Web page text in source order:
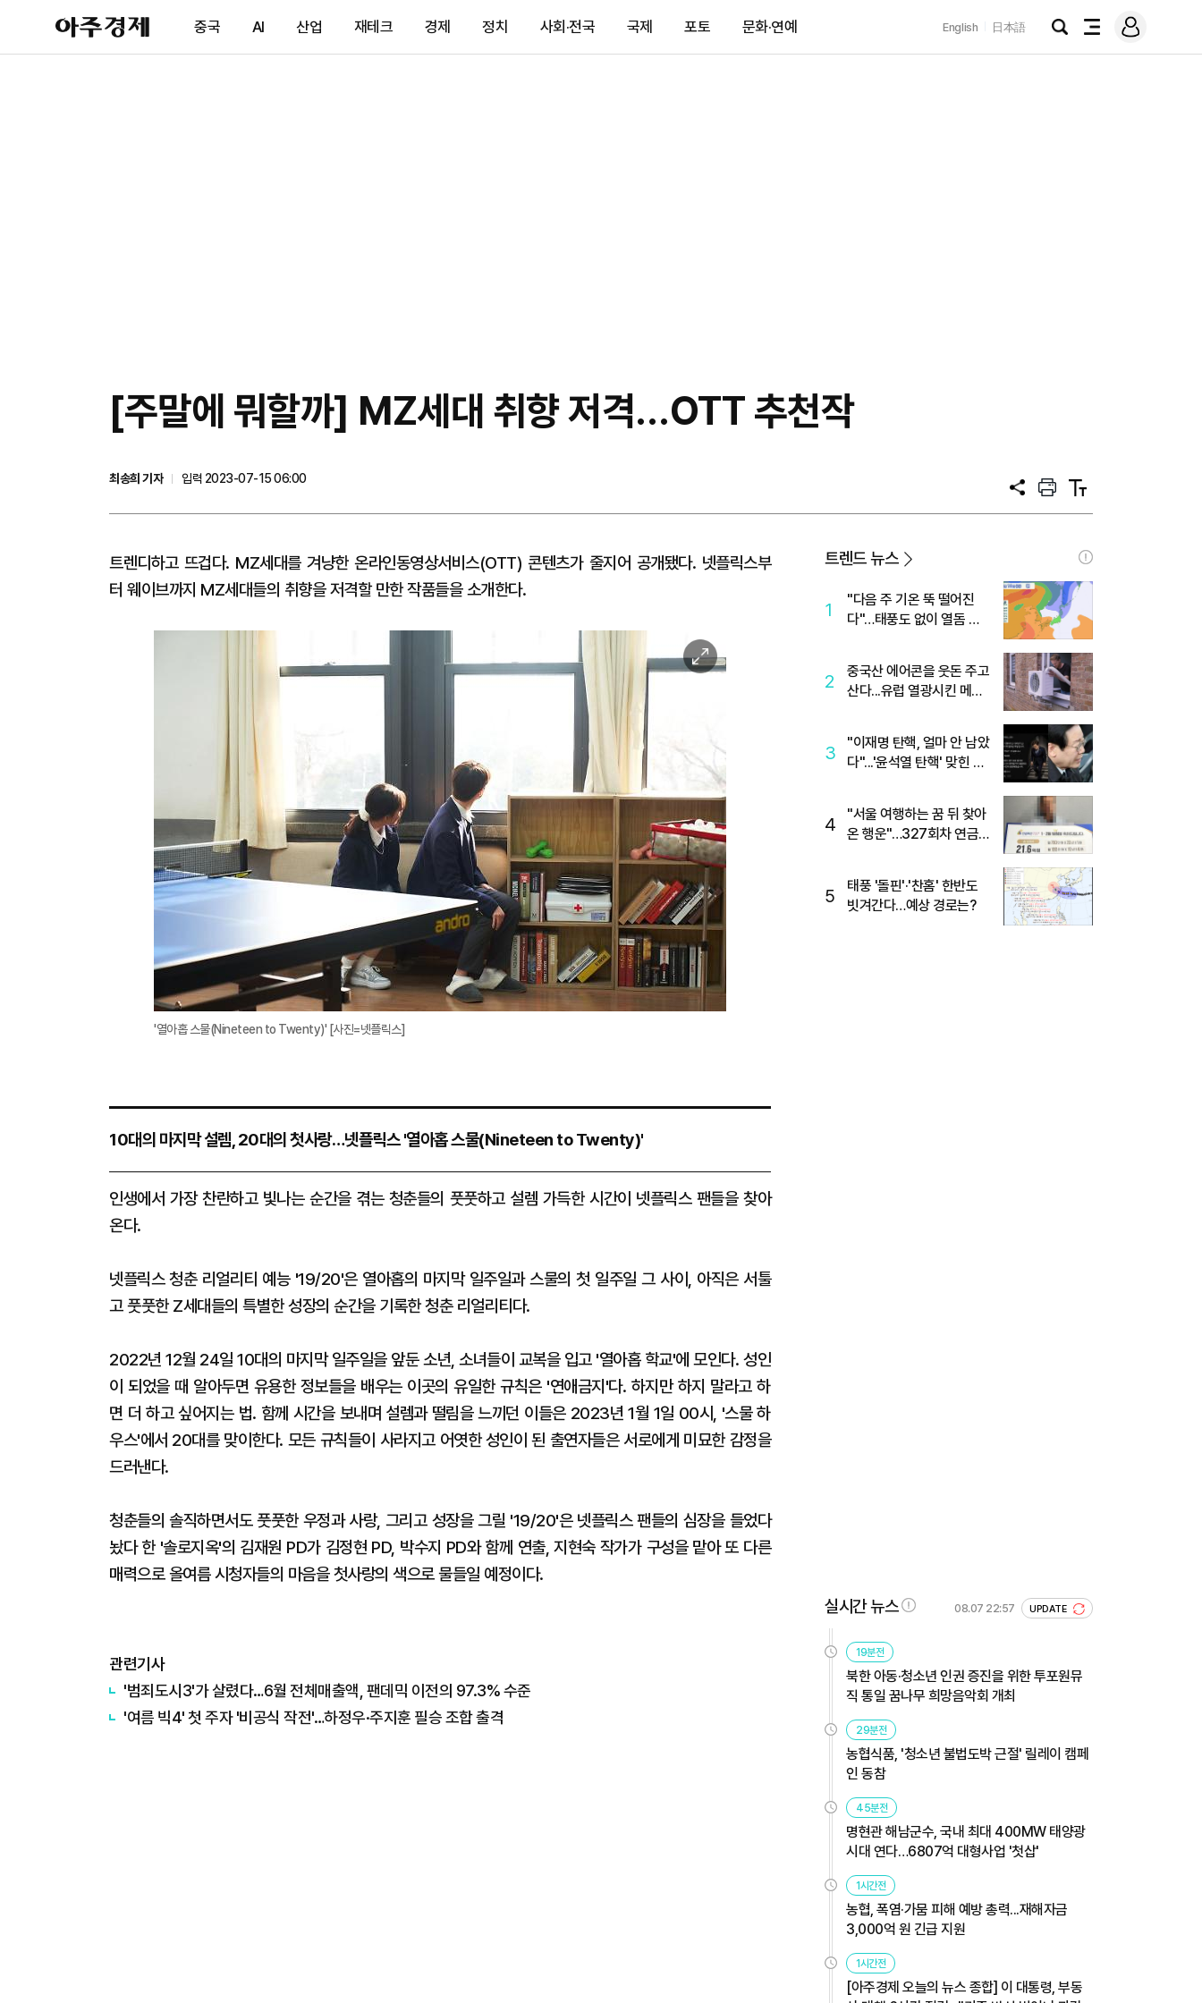
아
주
제
중국 AI 산업 재테크 경제 정치 사회·전국 국제 포토 문화·연예 English 日本語
검
전
메
그
[주말에 뭐할까] MZ세대 취향 저격…OTT 추천작
최송희 기자
입력 2023-07-15 06:00
공
프
트
텍
트
트렌디하고 뜨겁다. MZ세대를 겨냥한 온라인동영상서비스(OTT) 콘텐츠가 줄지어 공개됐다. 넷플릭스부
터 웨이브까지 MZ세대들의 취향을 저격할 만한 작품들을 소개한다.
이
미
대
'열아홉 스물(Nineteen to Twenty)' [사진=넷플릭스]
10대의 마지막 설렘, 20대의 첫사랑…넷플릭스 '열아홉 스물(Nineteen to Twenty)'
인생에서 가장 찬란하고 빛나는 순간을 겪는 청춘들의 풋풋하고 설렘 가득한 시간이 넷플릭스 팬들을 찾아
온다.
넷플릭스 청춘 리얼리티 예능 '19/20'은 열아홉의 마지막 일주일과 스물의 첫 일주일 그 사이, 아직은 서툴
고 풋풋한 Z세대들의 특별한 성장의 순간을 기록한 청춘 리얼리티다.
2022년 12월 24일 10대의 마지막 일주일을 앞둔 소년, 소녀들이 교복을 입고 '열아홉 학교'에 모인다. 성인
이 되었을 때 알아두면 유용한 정보들을 배우는 이곳의 유일한 규칙은 '연애금지'다. 하지만 하지 말라고 하
면 더 하고 싶어지는 법. 함께 시간을 보내며 설렘과 떨림을 느끼던 이들은 2023년 1월 1일 00시, '스물 하
우스'에서 20대를 맞이한다. 모든 규칙들이 사라지고 어엿한 성인이 된 출연자들은 서로에게 미묘한 감정을
드러낸다.
청춘들의 솔직하면서도 풋풋한 우정과 사랑, 그리고 성장을 그릴 '19/20'은 넷플릭스 팬들의 심장을 들었다
놨다 한 '솔로지옥'의 김재원 PD가 김정현 PD, 박수지 PD와 함께 연출, 지현숙 작가가 구성을 맡아 또 다른
매력으로 올여름 시청자들의 마음을 첫사랑의 색으로 물들일 예정이다.
관련기사
'범죄도시3'가 살렸다…6월 전체매출액, 팬데믹 이전의 97.3% 수준
'여름 빅4' 첫 주자 '비공식 작전'…하정우·주지훈 필승 조합 출격
트렌드 뉴스
1
"다음 주 기온 뚝 떨어진
다"…태풍도 없이 열돔 박
2
중국산 에어콘을 웃돈 주고
산다...유럽 열광시킨 메이
3
"이재명 탄핵, 얼마 안 남았
다"...'윤석열 탄핵' 맞힌 무
4
"서울 여행하는 꿈 뒤 찾아
온 행운"…327회차 연금
5
태풍 '돌핀'·'찬홈' 한반도
빗겨간다…예상 경로는?
실시간 뉴스 08.07 22:57 UPDATE
19분전
북한 아동·청소년 인권 증진을 위한 투포원뮤
직 통일 꿈나무 희망음악회 개최
29분전
농협식품, '청소년 불법도박 근절' 릴레이 캠페
인 동참
45분전
명현관 해남군수, 국내 최대 400MW 태양광
시대 연다…6807억 대형사업 '첫삽'
1시간전
농협, 폭염·가뭄 피해 예방 총력...재해자금
3,000억 원 긴급 지원
1시간전
[아주경제 오늘의 뉴스 종합] 이 대통령, 부동